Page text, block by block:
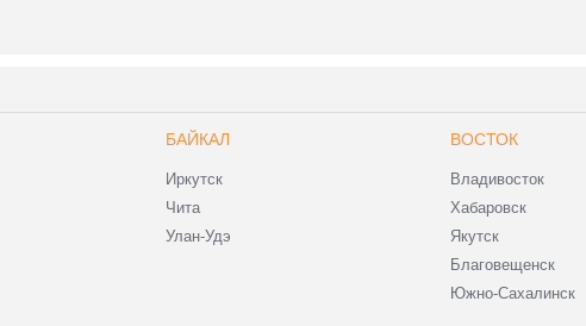
БАЙКАЛ
Иркутск
Чита
Улан-Удэ
ВОСТОК
Владивосток
Хабаровск
Якутск
Благовещенск
Южно-Сахалинск